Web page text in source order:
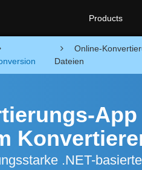
Products
Online-
Dateien
App
.NET-